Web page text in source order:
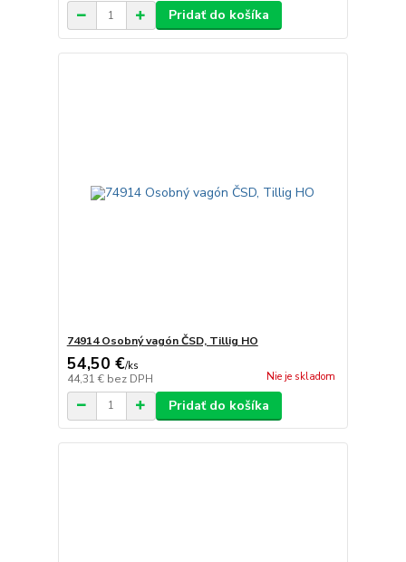
Pridať do košíka
74914 Osobný vagón ČSD, Tillig HO
54,50 €/ks
44,31 € bez DPH Nie je skladom
Pridať do košíka